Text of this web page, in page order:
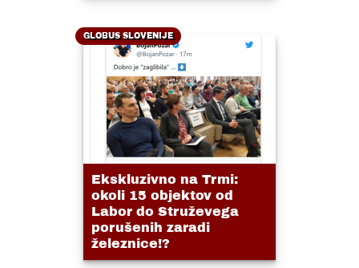
GLOBUS SLOVENIJE
Ekskluzivno na Trmi:
okoli 15 objektov od
Labor do Struževega
porušenih zaradi
železnice!?